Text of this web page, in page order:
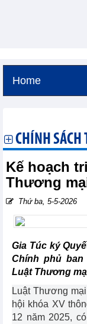
Home
CHÍNH SÁCH
Kế hoạch
Thương
Thứ ba, 5-5-2026
Gia Túc ký
Chính phủ
Luật Thương
Luật Thương
hội khóa XV
12 năm 2025,